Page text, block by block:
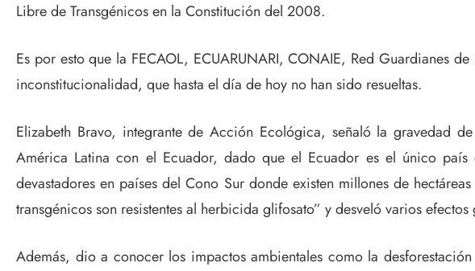
Libre de Transgénicos en la Constitución del 2008.
Es por esto que la FECAOL, ECUARUNARI, CONAIE, Red Guardianes
inconstitucionalidad, que hasta el día de hoy no han sido resueltas.
Elizabeth Bravo, integrante de Acción Ecológica, señaló la gravedad
América Latina con el Ecuador, dado que el Ecuador es el único país
devastadores en países del Cono Sur donde existen millones de
transgénicos son resistentes al herbicida glifosato” y desveló varios
Además, dio a conocer los impactos ambientales como la